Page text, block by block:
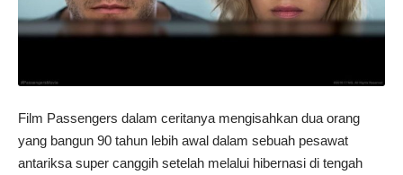
Film Passengers dalam ceritanya mengisahkan dua orang
yang bangun 90 tahun lebih awal dalam sebuah pesawat
antariksa super canggih setelah melalui hibernasi di tengah